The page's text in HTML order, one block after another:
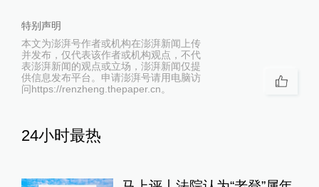
特别声明
本文为澎湃号作者或机构在澎湃新闻上传
并发布，仅代表该作者或机构观点，不代
表澎湃新闻的观点或立场，澎湃新闻仅提
供信息发布平台。申请澎湃号请用电脑访
问https://renzheng.thepaper.cn。
24小时最热